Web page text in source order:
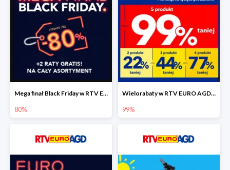
Mega finał Black Friday w RTV EEURO AGD do -80%
80%
Wielorabaty w RTV EURO AGD do -99%
99%